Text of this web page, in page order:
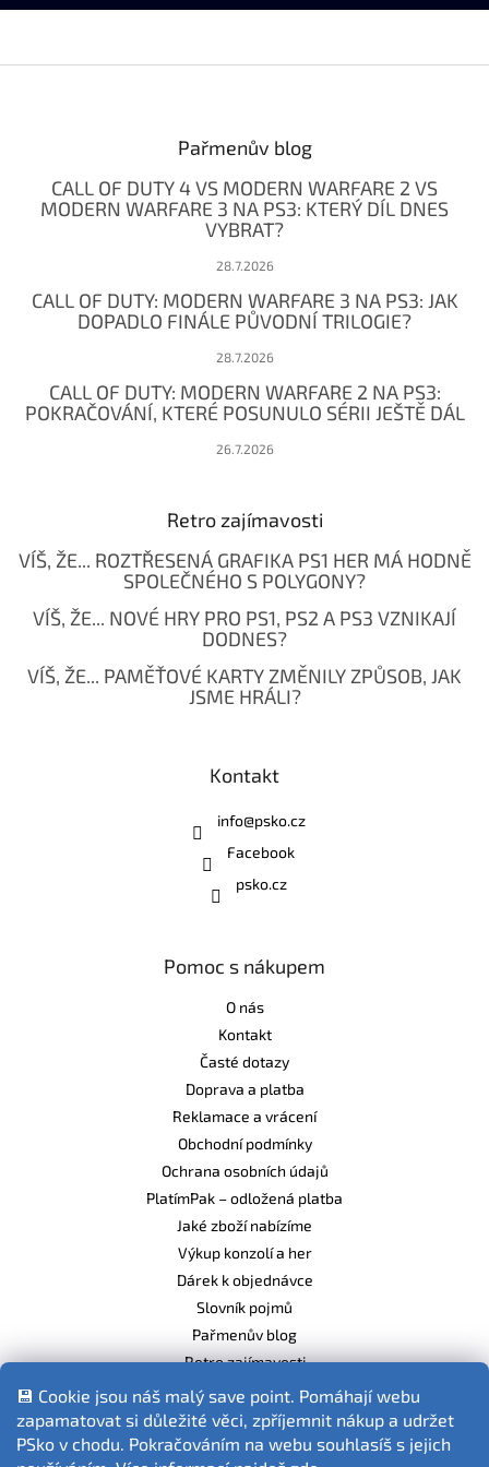
💾 Cookie jsou náš malý save point. Pomáhají webu
zapamatovat si důležité věci, zpříjemnit nákup a udržet
PSko v chodu. Pokračováním na webu souhlasíš s jejich
Pařmenův blog
CALL OF DUTY 4 VS MODERN WARFARE 2 VS
MODERN WARFARE 3 NA PS3: KTERÝ DÍL DNES
VYBRAT?
28.7.2026
CALL OF DUTY: MODERN WARFARE 3 NA PS3: JAK
DOPADLO FINÁLE PŮVODNÍ TRILOGIE?
28.7.2026
CALL OF DUTY: MODERN WARFARE 2 NA PS3:
POKRAČOVÁNÍ, KTERÉ POSUNULO SÉRII JEŠTĚ DÁL
26.7.2026
Retro zajímavosti
VÍŠ, ŽE... ROZTŘESENÁ GRAFIKA PS1 HER MÁ HODNĚ
SPOLEČNÉHO S POLYGONY?
VÍŠ, ŽE... NOVÉ HRY PRO PS1, PS2 A PS3 VZNIKAJÍ
DODNES?
VÍŠ, ŽE... PAMĚŤOVÉ KARTY ZMĚNILY ZPŮSOB, JAK
JSME HRÁLI?
Kontakt
info@psko.cz
Facebook
psko.cz
Pomoc s nákupem
O nás
Kontakt
Časté dotazy
Doprava a platba
Reklamace a vrácení
Obchodní podmínky
Ochrana osobních údajů
PlatímPak – odložená platba
Jaké zboží nabízíme
Výkup konzolí a her
Dárek k objednávce
Slovník pojmů
Pařmenův blog
Retro zajímavosti
Balíme ekologicky